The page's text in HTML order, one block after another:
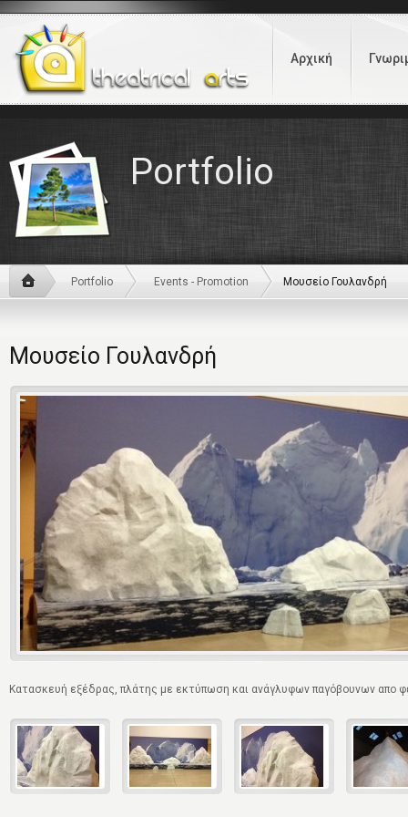
Αρχική
Portfolio
Portfolio Events - Promotion Μουσείο Γουλανδρή
Μουσείο Γουλανδρή
Κατασκευή εξέδρας, πλάτης με εκτύπωση και ανάγλυφων παγόβουνων απο